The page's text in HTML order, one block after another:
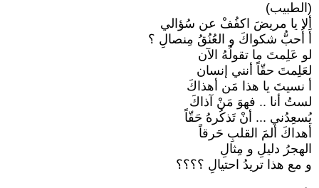
(الطبيب)
ألا يا مريضَ اكفُفْ عن سُؤالي
أَ أُحبُّ شكواكَ و العُنُقُ مِنصالِ ؟
لو عَلِمتَ ما تقولُهُ الآن
لعَلِمتَ حقّاً أنني إنسان
أ نسيتَ يا هذا مَن أهذاكَ
لستُ أنا .. فهوَ مَنْ آذاكَ
يُسعِدُني ... أنْ تَذكُرهُ حَقّاً
أهداكَ ألمَ القلبِ حَرقاً
الهجرُ دليلِ و مِثالِ
و مع هذا تريدُ احتيالِ ؟؟؟؟